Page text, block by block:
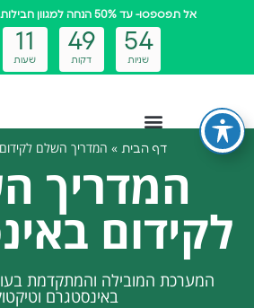
1 1
שעות
49
דקות
53
שניות
אל תפספסו- עד 50% הנחה למגוון חבילות
דף הבית » המדריך השלם
המדריך
לקידום
המערכת המובילה והמתקדמת
באינסטגרם